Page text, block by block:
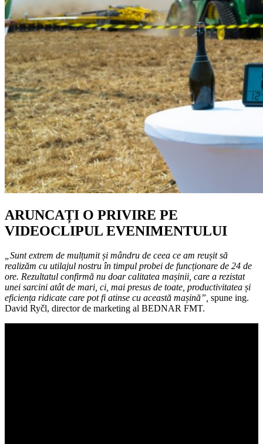
ARUNCAȚI O PRIVIRE PE
VIDEOCLIPUL EVENIMENTULUI
„Sunt extrem de mulțumit și mândru de ceea ce am reușit să
realizăm cu utilajul nostru în timpul probei de funcționare de 24 de
ore. Rezultatul confirmă nu doar calitatea mașinii, care a rezistat
unei sarcini atât de mari, ci, mai presus de toate, productivitatea și
eficiența ridicate care pot fi atinse cu această mașină”, spune ing.
David Ryčl, director de marketing al BEDNAR FMT.